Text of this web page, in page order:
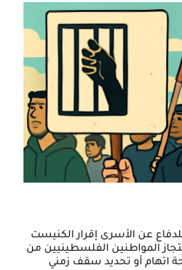
عن الأسرى إقرار الكنيست
المواطنين الفلسطينيين من
اتهام أو تحديد سقف زمني